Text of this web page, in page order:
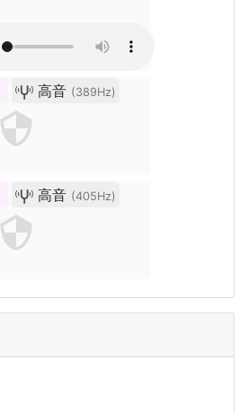
高音 (389Hz)
高音 (405Hz)